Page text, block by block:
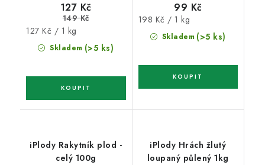
Skladem (>5 ks)
127 Kč
149 Kč
Měrná
cena:
127 Kč / 1 kg Skladem (>5 ks)
99 Kč
Měrná
cena:
198 Kč / 1 kg
iPlody Rakytník plod -
celý 100g
iPlody Hrách žlutý
loupaný půlený 1kg